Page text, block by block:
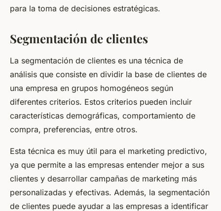
para la toma de decisiones estratégicas.
Segmentación de clientes
La segmentación de clientes es una técnica de
análisis que consiste en dividir la base de clientes de
una empresa en grupos homogéneos según
diferentes criterios. Estos criterios pueden incluir
características demográficas, comportamiento de
compra, preferencias, entre otros.
Esta técnica es muy útil para el marketing predictivo,
ya que permite a las empresas entender mejor a sus
clientes y desarrollar campañas de marketing más
personalizadas y efectivas. Además, la segmentación
de clientes puede ayudar a las empresas a identificar